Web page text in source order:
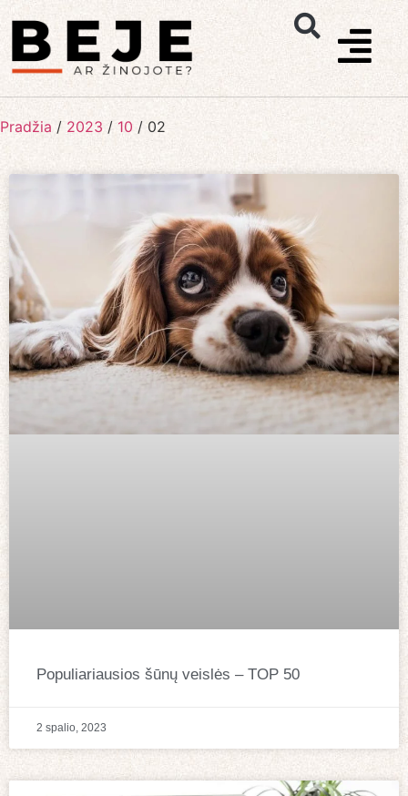
Pradžia / 2023 / 10 / 02
Populiariausios šūnų veislės – TOP 50
2 spalio, 2023